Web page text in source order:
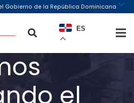
ES
el